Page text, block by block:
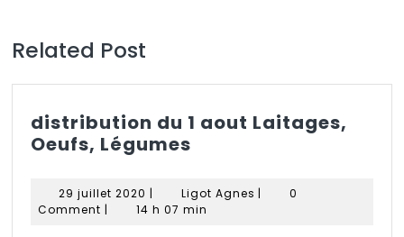
Related Post
distribution du 1 aout Laitages,
Oeufs, Légumes
1
aout
29 juillet 2020 29
juillet
| Ligot Agnes Ligot
|
0
Comment | 14 h 07 min